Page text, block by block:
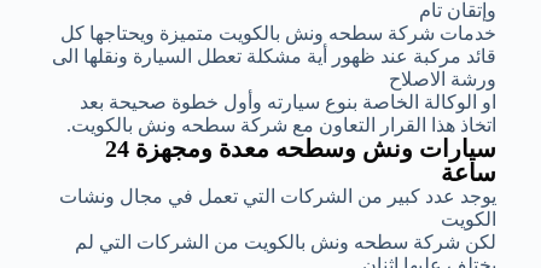
وإتقان تام
خدمات شركة سطحه ونش بالكويت متميزة ويحتاجها كل
قائد مركبة عند ظهور أية مشكلة تعطل السيارة ونقلها الى
ورشة الاصلاح
او الوكالة الخاصة بنوع سيارته وأول خطوة صحيحة بعد
اتخاذ هذا القرار التعاون مع شركة سطحه ونش بالكويت.
سيارات ونش وسطحه معدة ومجهزة 24
ساعة
يوجد عدد كبير من الشركات التي تعمل في مجال ونشات
الكويت
لكن شركة سطحه ونش بالكويت من الشركات التي لم